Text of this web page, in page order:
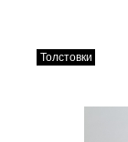
Толстовки